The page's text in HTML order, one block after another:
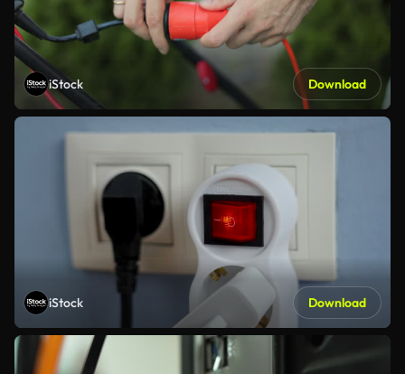
iStock Download
iStock Download